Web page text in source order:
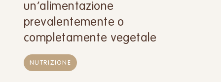
un’alimentazione
prevalentemente o
completamente vegetale
NUTRIZIONE